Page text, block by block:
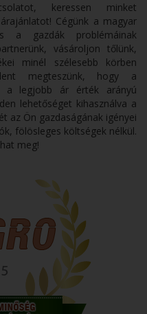
keressen minket
Cégünk a magyar
a gazdák problémáinak
vásároljon tőlünk,
minél szélesebb körben
megteszünk, hogy a
a legjobb ár érték arányú
lehetőséget kihasználva a
az Ön gazdaságának igényei
fölösleges költségek nélkül.
meg!